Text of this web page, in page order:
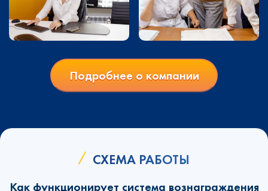
Подробнее о компании
СХЕМА РАБОТЫ
Как функционирует система вознаграждения